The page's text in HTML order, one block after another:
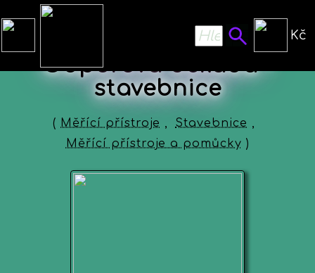
Kč
Odporová dekáda -
stavebnice
( Měřící přístroje , Stavebnice ,
Měřící přístroje a pomůcky )